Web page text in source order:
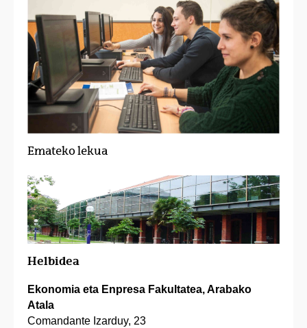
Emateko lekua
Helbidea
Ekonomia eta Enpresa Fakultatea, Arabako
Atala
Comandante Izarduy, 23